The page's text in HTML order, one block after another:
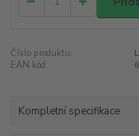
Číslo produktu:
EAN kód:
Kompletní specifikace